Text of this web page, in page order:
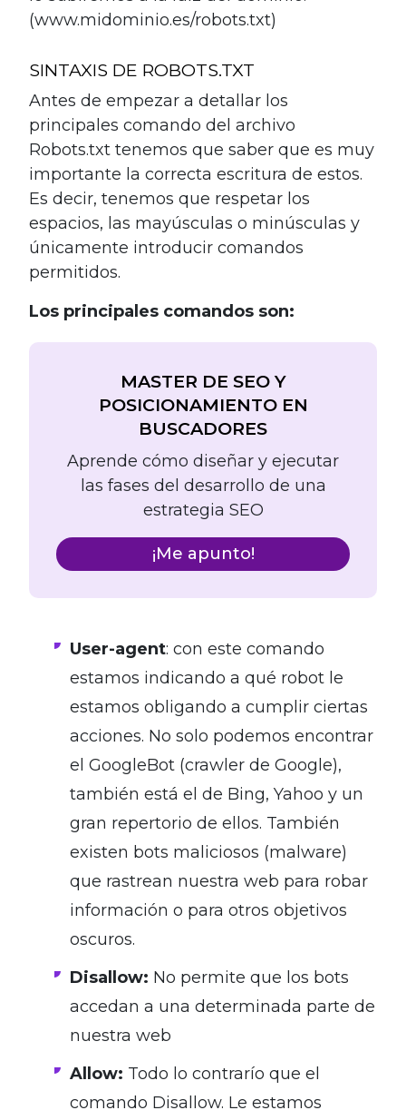
(www.midominio.es/robots.txt)
SINTAXIS DE ROBOTS.TXT
Antes de empezar a detallar los
principales comando del archivo
Robots.txt tenemos que saber que es muy
importante la correcta escritura de estos.
Es decir, tenemos que respetar los
espacios, las mayúsculas o minúsculas y
únicamente introducir comandos
permitidos.
Los principales comandos son:
MASTER DE SEO Y
POSICIONAMIENTO EN
BUSCADORES
Aprende cómo diseñar y ejecutar
las fases del desarrollo de una
estrategia SEO
¡Me apunto!
User-agent: con este comando
estamos indicando a qué robot le
estamos obligando a cumplir ciertas
acciones. No solo podemos encontrar
el GoogleBot (crawler de Google),
también está el de Bing, Yahoo y un
gran repertorio de ellos. También
existen bots maliciosos (malware)
que rastrean nuestra web para robar
información o para otros objetivos
oscuros.
Disallow: No permite que los bots
accedan a una determinada parte de
nuestra web
Allow: Todo lo contrarío que el
comando Disallow. Le estamos